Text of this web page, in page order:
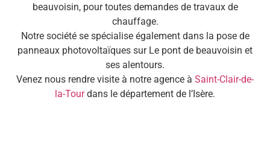
beauvoisin, pour toutes demandes de travaux de
chauffage.
Notre société se spécialise également dans la pose de
panneaux photovoltaïques sur Le pont de beauvoisin et
ses alentours.
Venez nous rendre visite à notre agence à Saint-Clair-de-
la-Tourdans le département de l’Isère.